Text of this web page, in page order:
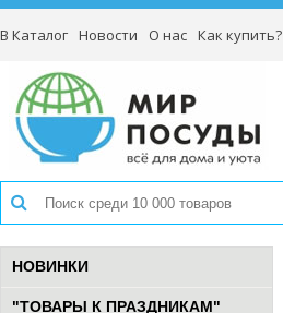
В Каталог Новости О нас Как купить?
НОВИНКИ
"ТОВАРЫ К ПРАЗДНИКАМ"